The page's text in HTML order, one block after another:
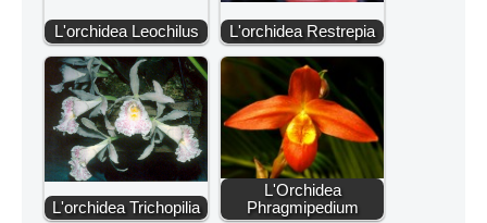
L'orchidea Leochilus L'orchidea Restrepia
L'orchidea Trichopilia
L'Orchidea
Phragmipedium